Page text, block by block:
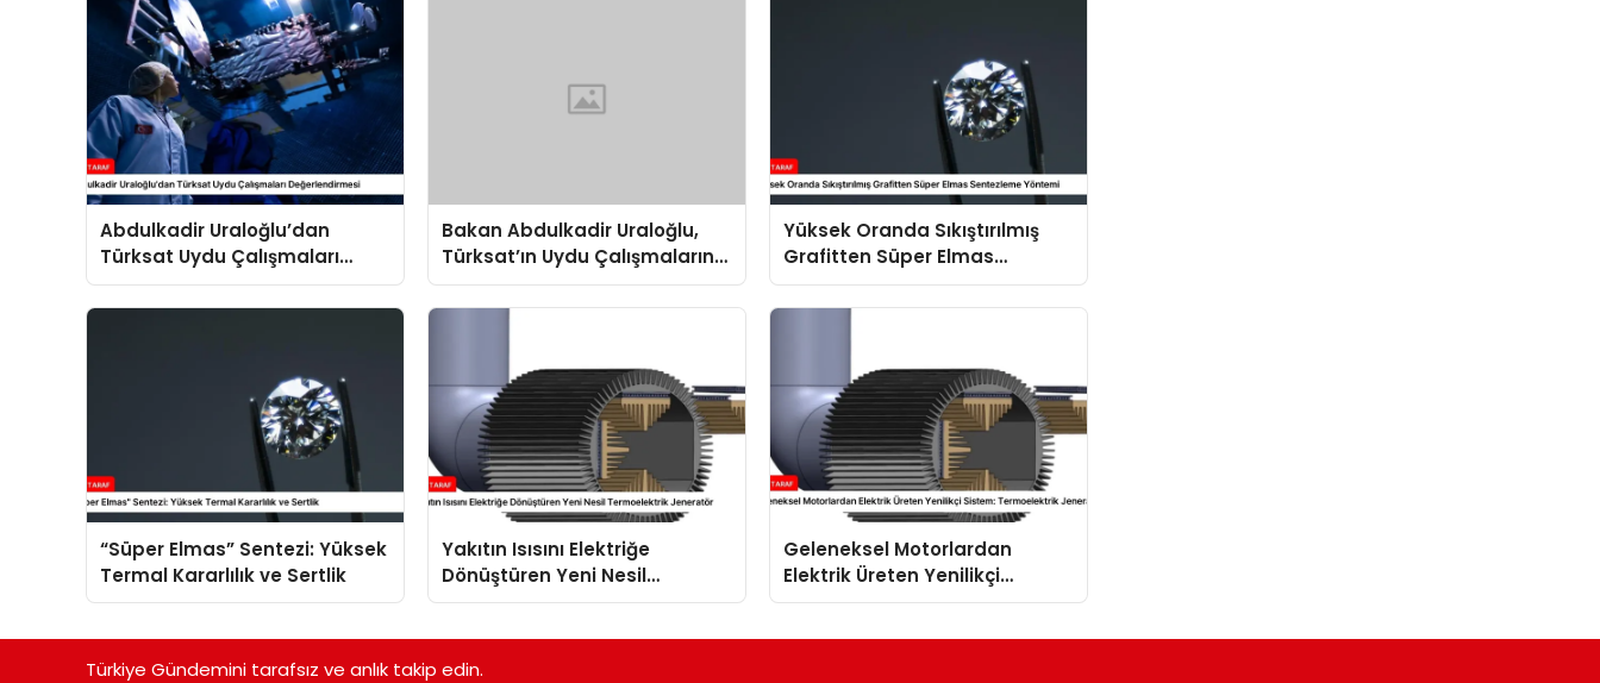
Abdulkadir Uraloğlu’dan
Türksat Uydu Çalışmaları
Değerlendirmesi
Bakan Abdulkadir Uraloğlu,
Türksat’ın Uydu Çalışmalarını
Değerlendirdi
Yüksek Oranda Sıkıştırılmış
Grafitten Süper Elmas
Sentezleme Yöntemi
“Süper Elmas” Sentezi: Yüksek
Termal Kararlılık ve Sertlik
Yakıtın Isısını Elektriğe
Dönüştüren Yeni Nesil
Termoelektrik Jeneratör
Geleneksel Motorlardan
Elektrik Üreten Yenilikçi
Sistem: Termoelektrik
Türkiye Gündemini tarafsız ve anlık takip edin.